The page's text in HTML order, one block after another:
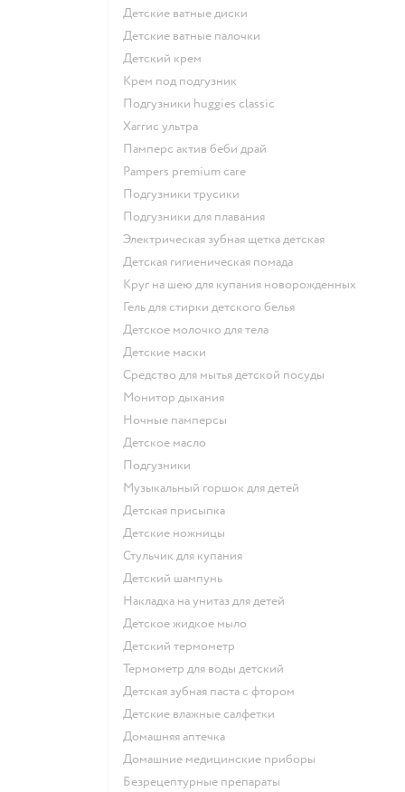
детские ватные диски
детские ватные палочки
детский крем
крем под подгузник
подгузники huggies classic
хаггис ультра
памперс актив беби драй
pampers premium care
подгузники трусики
подгузники для плавания
электрическая зубная щетка детская
детская гигиеническая помада
круг на шею для купания новорожденных
гель для стирки детского белья
детское молочко для тела
детские маски
средство для мытья детской посуды
монитор дыхания
ночные памперсы
детское масло
подгузники
музыкальный горшок для детей
детская присыпка
детские ножницы
стульчик для купания
детский шампунь
накладка на унитаз для детей
детское жидкое мыло
детский термометр
термометр для воды детский
детская зубная паста с фтором
детские влажные салфетки
домашняя аптечка
домашние медицинские приборы
безрецептурные препараты